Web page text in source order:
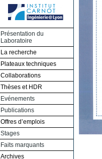
Présentation du
Laboratoire
La recherche
Plateaux techniques
Collaborations
Thèses et HDR
Evénements
Publications
Offres d’emplois
Stages
Faits marquants
Archives